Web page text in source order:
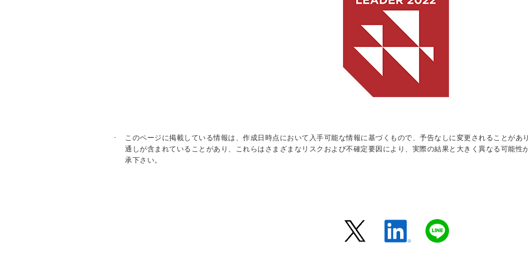
このページに掲載している情報は、作成日時点において入手可能な情報に基づくもので、予告なしに変更されることがあ
通しが含まれていることがあり、これらはさまざまなリスクおよび不確定要因により、実際の結果と大きく異なる可能性
承下さい。